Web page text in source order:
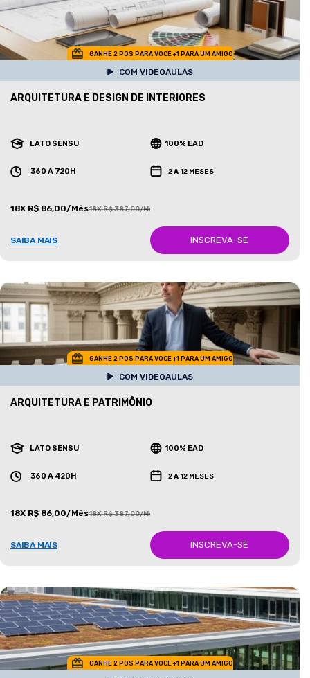
GANHE 2 POS PARA VOCE +1 PARA UM AMIGO
COM VIDEOAULAS
ARQUITETURA E DESIGN DE INTERIORES
LATO SENSU 100% EAD
360 A 720H 2 A 12 MESES
18X R$ 86,00/Mês18X R$ 387,00/Mês
SAIBA MAIS INSCREVA-SE
GANHE 2 POS PARA VOCE +1 PARA UM AMIGO
COM VIDEOAULAS
ARQUITETURA E PATRIMÔNIO
LATO SENSU 100% EAD
360 A 420H 2 A 12 MESES
18X R$ 86,00/Mês18X R$ 387,00/Mês
SAIBA MAIS INSCREVA-SE
GANHE 2 POS PARA VOCE +1 PARA UM AMIGO